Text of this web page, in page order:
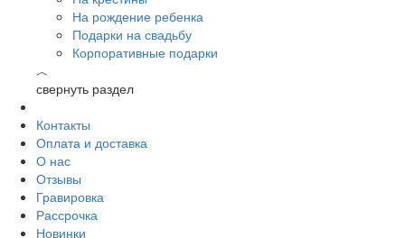
На рождение ребенка
Подарки на свадьбу
Корпоративные подарки
︿
свернуть раздел
Контакты
Оплата и доставка
О нас
Отзывы
Гравировка
Рассрочка
Новинки